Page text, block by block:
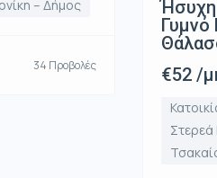
– Δήμος
34 Προβολές
Γυμνό
€52 /